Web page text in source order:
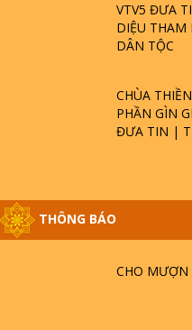
VTV5 ĐƯA
DIỆU THAM
DÂN TỘC
CHÙA
PHẦN GÌN
ĐƯA TIN |
THÔNG BÁO
CHO MƯỢN
GIẢI ĐÁP ĐẶC
PHẬT KHÔNG
HỘI GÌ? TỬ VÌ